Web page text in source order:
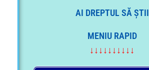
AI DREPTUL SĂ ȘTII
MENIU RAPID
↓↓↓↓↓↓↓↓↓↓